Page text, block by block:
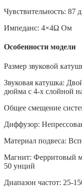
Чувствительность: 87
Импеданс: 4×4Ω Ом
Особенности модели
Размер звуковой
Звуковая катушка:
дюйма с 4-х слойной
Общее смещение
Диффузор:
Материал подвеса:
Магнит: Ферритовый
50 унций
Диапазон частот: 25-